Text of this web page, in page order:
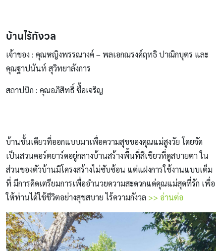
บ้านไร้กังวล
เจ้าของ : คุณหญิงพรรณางค์ – พลเอกณรงค์ฤทธิ ปาณิกบุตร และ
คุณฐาปนันท์ สุวิทยาลังการ
สถาปนิก : คุณอภิสิทธิ์ ซื้อเจริญ
บ้านชั้นเดียวที่ออกแบบมาเพื่อความสุขของคุณแม่สูงวัย โดยจัด
เป็นสวนคอร์ตยาร์ดอยู่กลางบ้านสร้างพื้นที่สีเขียวที่ดูสบายตา ใน
ส่วนของตัวบ้านมีโครงสร้างไม่ซับซ้อน แต่แฝงการใช้งานแบบเต็ม
ที่ มีการคิดเตรียมการเพื่ออำนวยความสะดวกแด่คุณแม่สุดที่รัก เพื่อ
ให้ท่านได้ใช้ชีวิตอย่างสุขสบาย ไร้ความกังวล >> อ่านต่อ